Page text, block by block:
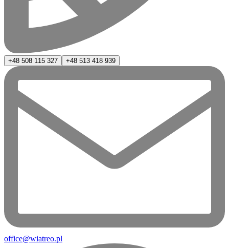
+48 508 115 327 +48 513 418 939
office@wiatreo.pl